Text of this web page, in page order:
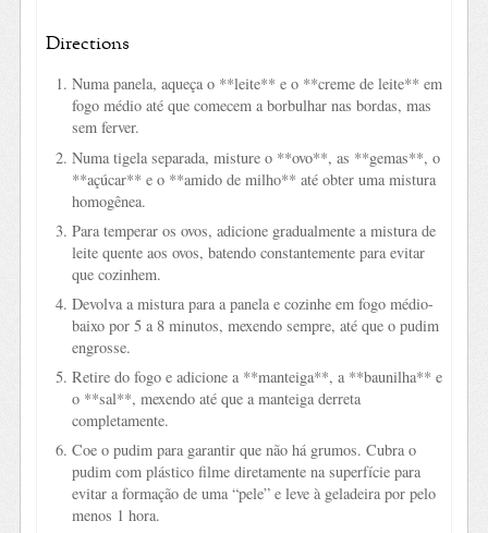
Directions
Numa panela, aqueça o **leite** e o **creme de leite** em
fogo médio até que comecem a borbulhar nas bordas, mas
sem ferver.
Numa tigela separada, misture o **ovo**, as **gemas**, o
**açúcar** e o **amido de milho** até obter uma mistura
homogênea.
Para temperar os ovos, adicione gradualmente a mistura de
leite quente aos ovos, batendo constantemente para evitar
que cozinhem.
Devolva a mistura para a panela e cozinhe em fogo médio-
baixo por 5 a 8 minutos, mexendo sempre, até que o pudim
engrosse.
Retire do fogo e adicione a **manteiga**, a **baunilha** e
o **sal**, mexendo até que a manteiga derreta
completamente.
Coe o pudim para garantir que não há grumos. Cubra o
pudim com plástico filme diretamente na superfície para
evitar a formação de uma “pele” e leve à geladeira por pelo
menos 1 hora.